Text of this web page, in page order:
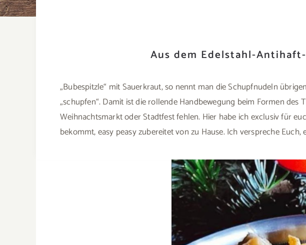
Aus dem Edelstahl-
„Bubespitzle“ mit Sauerkraut, so nennt man die Schupfnudeln
„schupfen“. Damit ist die rollende Handbewegung beim Formen
Weihnachtsmarkt oder Stadtfest fehlen. Hier habe ich exclusiv für
bekommt, easy peasy zubereitet von zu Hause. Ich verspreche